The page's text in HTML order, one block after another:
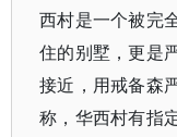
西村是一个被完
住的别墅，更是
接近，用戒备森
称，华西村有指